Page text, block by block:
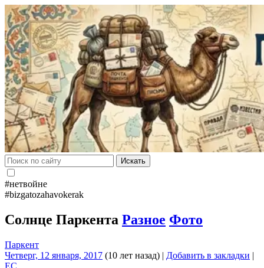
Искать
#нетвойне
#bizgatozahavokerak
Солнце Паркента Разное Фото
Паркент
Четверг, 12 января, 2017 (10 лет назад) | Добавить в закладки |
EC